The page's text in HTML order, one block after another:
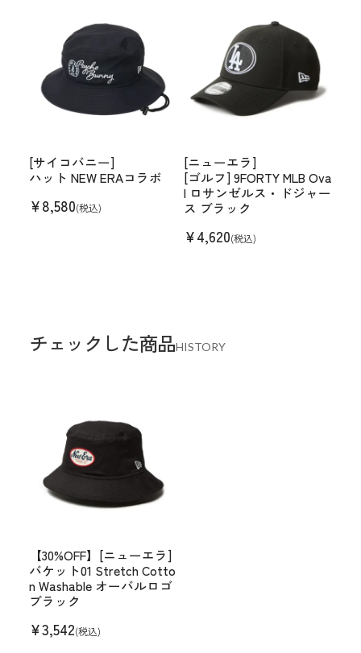
[サイコバニー]
ハット NEW ERAコラボ
¥8,580(税込)
[ニューエラ]
[ゴルフ] 9FORTY MLB Ova
l ロサンゼルス・ドジャー
ス ブラック
¥4,620(税込)
チェックした商品HISTORY
【30%OFF】[ニューエラ]
バケット01 Stretch Cotto
n Washable オーバルロゴ
ブラック
¥3,542(税込)